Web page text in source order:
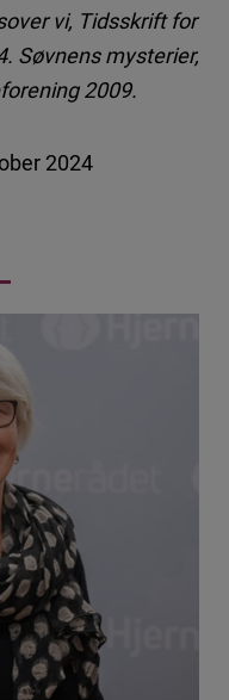
vi, Tidsskrift for
Søvnens mysterier,
2009.
2024